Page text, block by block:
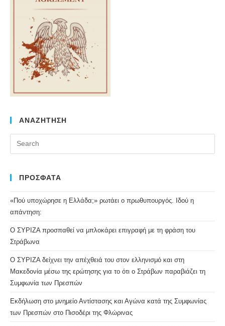
ΑΝΑΖΗΤΗΣΗ
ΠΡΟΣΦΑΤΑ
«Πού υποχώρησε η Ελλάδα;» ρωτάει ο πρωθυπουργός. Ιδού η
απάντηση:
Ο ΣΥΡΙΖΑ προσπαθεί να μπλοκάρει επιγραφή με τη φράση του
Στράβωνα
Ο ΣΥΡΙΖΑ δείχνει την απέχθειά του στον ελληνισμό και στη
Μακεδονία μέσω της ερώτησης για το ότι ο Στράβων παραβιάζει τη
Συμφωνία των Πρεσπών
Εκδήλωση στο μνημείο Αντίστασης και Αγώνα κατά της Συμφωνίας
των Πρεσπών στο Πισοδέρι της Φλώρινας